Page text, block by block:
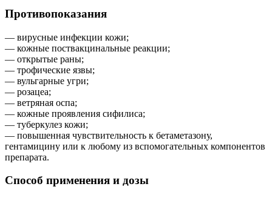
Противопоказания
— вирусные инфекции кожи;
— кожные поствакцинальные реакции;
— открытые раны;
— трофические язвы;
— вульгарные угри;
— розацеа;
— ветряная оспа;
— кожные проявления сифилиса;
— туберкулез кожи;
— повышенная чувствительность к бетаметазону,
гентамицину или к любому из вспомогательных компонентов
препарата.
Способ применения и дозы